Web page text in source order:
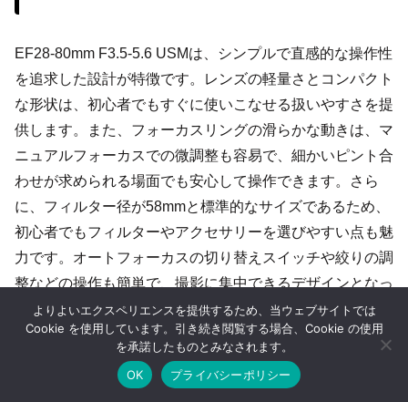
EF28-80mm F3.5-5.6 USMは、シンプルで直感的な操作性
を追求した設計が特徴です。レンズの軽量さとコンパクト
な形状は、初心者でもすぐに使いこなせる扱いやすさを提
供します。また、フォーカスリングの滑らかな動きは、マ
ニュアルフォーカスでの微調整も容易で、細かいピント合
わせが求められる場面でも安心して操作できます。さら
に、フィルター径が58mmと標準的なサイズであるため、
初心者でもフィルターやアクセサリーを選びやすい点も魅
力です。オートフォーカスの切り替えスイッチや絞りの調
整などの操作も簡単で、撮影に集中できるデザインとなっ
ています。このレンズは、操作のシンプルさと直感的な使
用感を兼ね備えており、初心者にとってはもちろん、プロ
のサブ機材としても扱いやすい点が評価されています。
シェア 目次へ トップ
よりよいエクスペリエンスを提供するため、当ウェブサイトでは
Cookie を使用しています。引き続き閲覧する場合、Cookie の使用
を承諾したものとみなされます。
OK
プライバシーポリシー